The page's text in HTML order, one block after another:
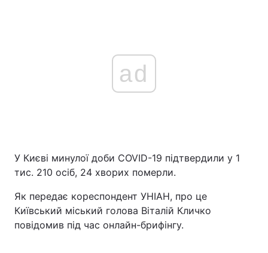
ad
У Києві минулої доби COVID-19 підтвердили у 1
тис. 210 осіб, 24 хворих померли.
Як передає кореспондент УНІАН, про це
Київський міський голова Віталій Кличко
повідомив під час онлайн-брифінгу.